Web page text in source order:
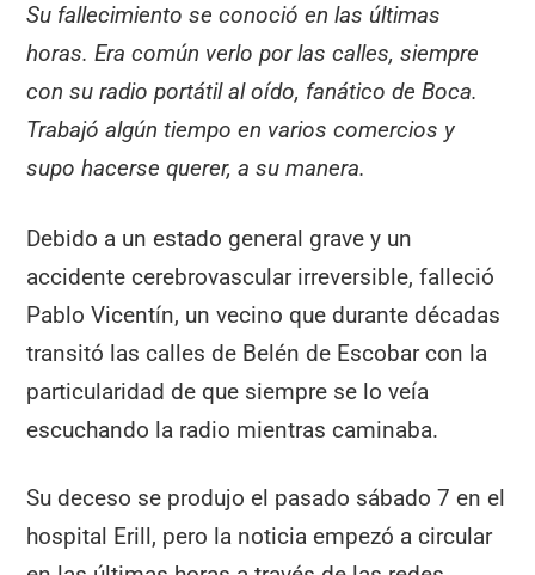
Su fallecimiento se conoció en las últimas
horas. Era común verlo por las calles, siempre
con su radio portátil al oído, fanático de Boca.
Trabajó algún tiempo en varios comercios y
supo hacerse querer, a su manera.
Debido a un estado general grave y un
accidente cerebrovascular irreversible, falleció
Pablo Vicentín, un vecino que durante décadas
transitó las calles de Belén de Escobar con la
particularidad de que siempre se lo veía
escuchando la radio mientras caminaba.
Su deceso se produjo el pasado sábado 7 en el
hospital Erill, pero la noticia empezó a circular